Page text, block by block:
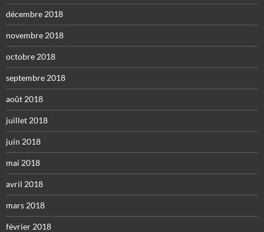
décembre 2018
novembre 2018
octobre 2018
septembre 2018
août 2018
juillet 2018
juin 2018
mai 2018
avril 2018
mars 2018
février 2018